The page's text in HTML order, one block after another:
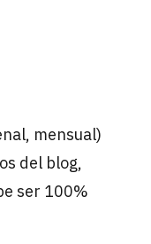
mensual)
del blog,
ser 100%